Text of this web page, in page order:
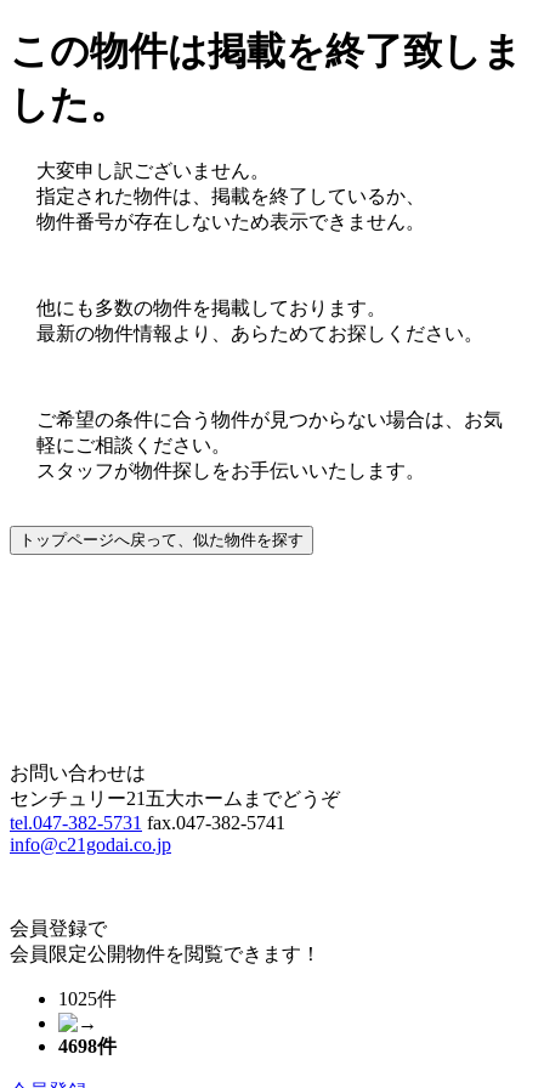
この物件は掲載を終了致しま
した。
大変申し訳ございません。
指定された物件は、掲載を終了しているか、
物件番号が存在しないため表示できません。
他にも多数の物件を掲載しております。
最新の物件情報より、あらためてお探しください。
ご希望の条件に合う物件が見つからない場合は、お気
軽にご相談ください。
スタッフが物件探しをお手伝いいたします。
お問い合わせは
センチュリー21五大ホームまでどうぞ
tel.047-382-5731 fax.047-382-5741
info@c21godai.co.jp
会員登録で
会員限定公開物件を閲覧できます！
1025件
4698件